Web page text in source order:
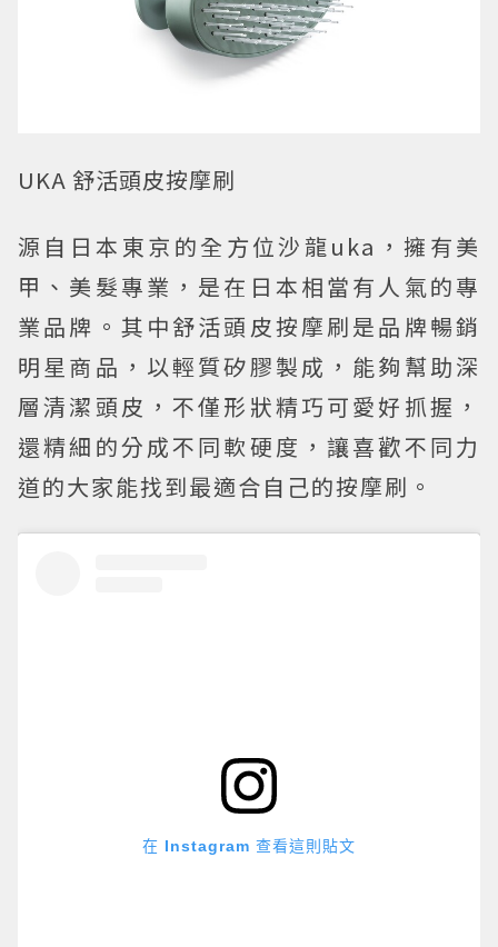
UKA 舒活頭皮按摩刷
源自日本東京的全方位沙龍uka，擁有美
甲、美髮專業，是在日本相當有人氣的專
業品牌。其中舒活頭皮按摩刷是品牌暢銷
明星商品，以輕質矽膠製成，能夠幫助深
層清潔頭皮，不僅形狀精巧可愛好抓握，
還精細的分成不同軟硬度，讓喜歡不同力
道的大家能找到最適合自己的按摩刷。
在 Instagram 查看這則貼文